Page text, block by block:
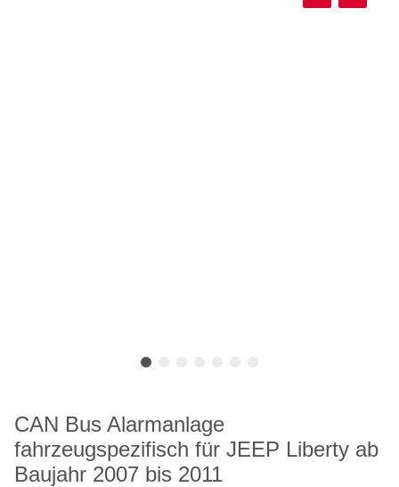
CAN Bus Alarmanlage
fahrzeugspezifisch für JEEP Liberty ab
Baujahr 2007 bis 2011